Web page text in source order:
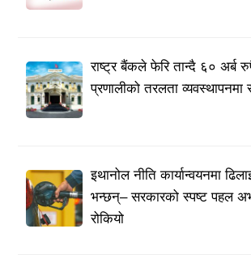
राष्ट्र बैंकले फेरि तान्दै ६० अर्ब
प्रणालीको तरलता व्यवस्थापनमा
इथानोल नीति कार्यान्वयनमा
भन्छन्– सरकारको स्पष्ट पहल
रोकियो